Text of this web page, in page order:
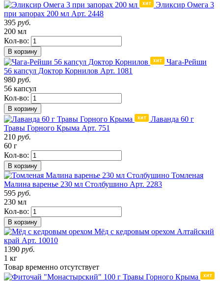
Эликсир Омега 3
при запорах 200 мл Арт. 2448
395 руб.
200 мл
Кол-во:
В корзину
Чага-Рейши
56 капсул Доктор Корнилов Арт. 1081
980 руб.
56 капсул
Кол-во:
В корзину
Лаванда 60 г
Травы Горного Крыма Арт. 751
210 руб.
60 г
Кол-во:
В корзину
Томленая
Малина варенье 230 мл Столбушино Арт. 2283
595 руб.
230 мл
Кол-во:
В корзину
Мёд с кедровым орехом Алтайский
край Арт. 10010
1390 руб.
1 кг
Товар временно отсутствует